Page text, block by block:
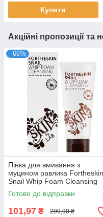
Купити
Акційні пропозиції та
–66%
Пінка для вмивання з
муцином равлика Fortheskin
Snail Whip Foam Cleansing
180 мл
Готово до відправки
101,97 ₴ 299,90 ₴